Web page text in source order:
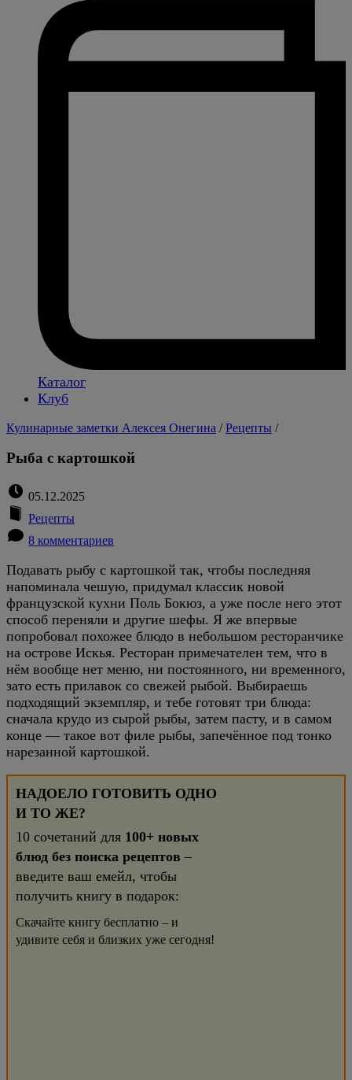
Каталог
Клуб
Кулинарные заметки Алексея Онегина /Рецепты /
Рыба с картошкой
05.12.2025
Рецепты
8 комментариев
Подавать рыбу с картошкой так, чтобы последняя
напоминала чешую, придумал классик новой
французской кухни Поль Бокюз, а уже после него этот
способ переняли и другие шефы. Я же впервые
попробовал похожее блюдо в небольшом ресторанчике
на острове Искья. Ресторан примечателен тем, что в
нём вообще нет меню, ни постоянного, ни временного,
зато есть прилавок со свежей рыбой. Выбираешь
подходящий экземпляр, и тебе готовят три блюда:
сначала крудо из сырой рыбы, затем пасту, и в самом
конце — такое вот филе рыбы, запечённое под тонко
нарезанной картошкой.
НАДОЕЛО ГОТОВИТЬ ОДНО
И ТО ЖЕ?
10 сочетаний для 100+ новых
блюд без поиска рецептов –
введите ваш емейл, чтобы
получить книгу в подарок:
Скачайте книгу бесплатно – и
удивите себя и близких уже сегодня!